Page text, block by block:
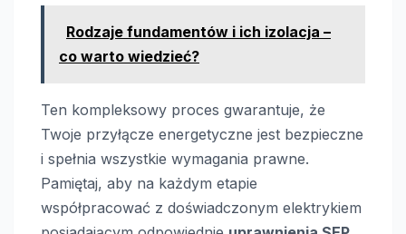
Rodzaje fundamentów i ich izolacja –
co warto wiedzieć?
Ten kompleksowy proces gwarantuje, że
Twoje przyłącze energetyczne jest bezpieczne
i spełnia wszystkie wymagania prawne.
Pamiętaj, aby na każdym etapie
współpracować z doświadczonym elektrykiem